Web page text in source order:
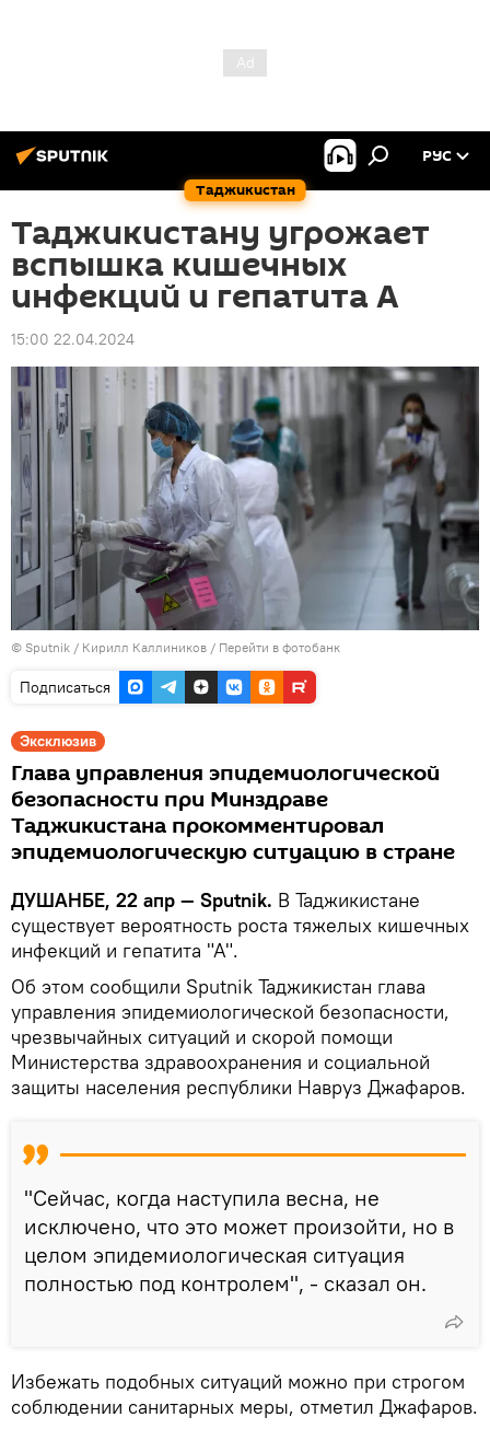
Таджикистан
РУС
Таджикистану угрожает
вспышка кишечных
инфекций и гепатита А
15:00 22.04.2024
© Sputnik / Кирилл Каллиников / Перейти в фотобанк
Подписаться
Эксклюзив
Глава управления эпидемиологической
безопасности при Минздраве
Таджикистана прокомментировал
эпидемиологическую ситуацию в стране
ДУШАНБЕ, 22 апр — Sputnik. В Таджикистане
существует вероятность роста тяжелых кишечных
инфекций и гепатита "А".
Об этом сообщили Sputnik Таджикистан глава
управления эпидемиологической безопасности,
чрезвычайных ситуаций и скорой помощи
Министерства здравоохранения и социальной
защиты населения республики Навруз Джафаров.
"Сейчас, когда наступила весна, не
исключено, что это может произойти, но в
целом эпидемиологическая ситуация
полностью под контролем", - сказал он.
Избежать подобных ситуаций можно при строгом
соблюдении санитарных меры, отметил Джафаров.